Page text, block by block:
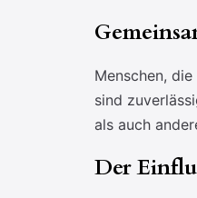
Menschen,
sind
als auch
Der